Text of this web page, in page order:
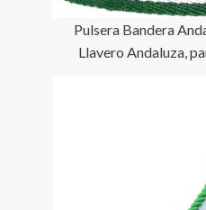
Pulsera Bandera
Llavero Andaluza,